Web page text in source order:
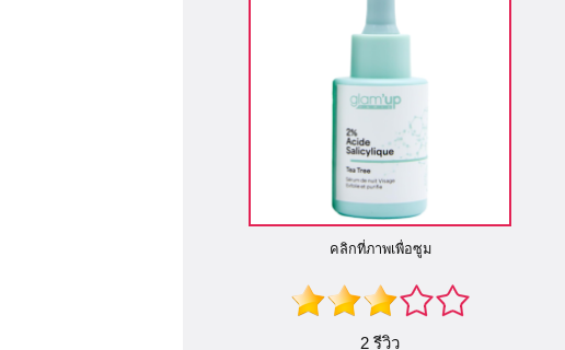
คลิกที่ภาพเพื่อซูม
2 รีวิว